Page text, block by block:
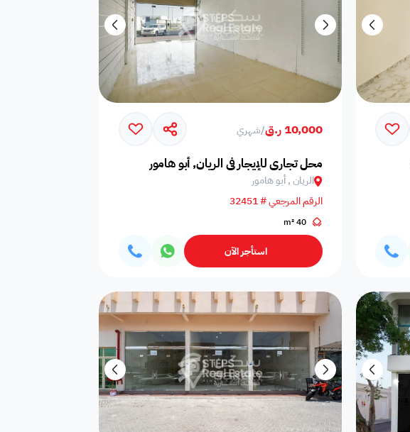
10,000 ر.ق /شهري
محل تجاري للإيجار في الريان, أبو هامور
الريان , أبو هامور
الرقم المرجعي # 32451
40 m²
استأجر الآن